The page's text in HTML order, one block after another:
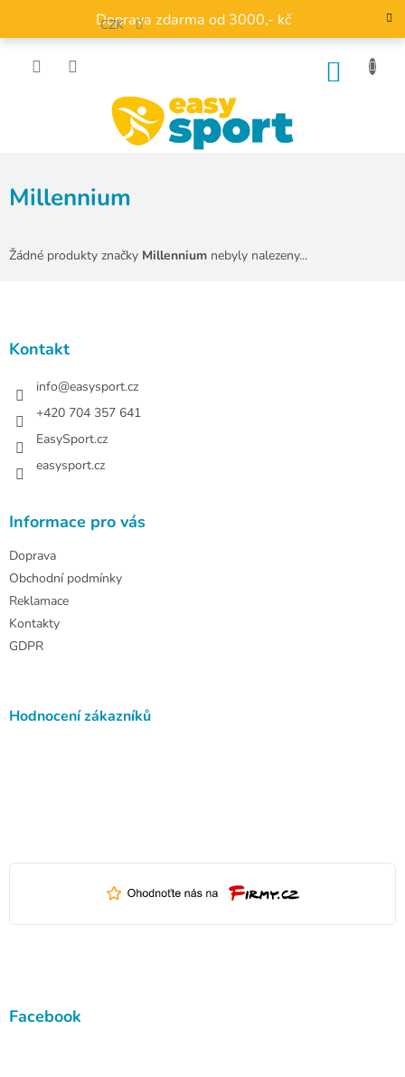
obsah
Doprava zdarma od 3000,- kč
CZK
Millennium
Žádné produkty značky Millennium nebyly nalezeny...
Kontakt
info@easysport.cz
+420 704 357 641
EasySport.cz
easysport.cz
Informace pro vás
Doprava
Obchodní podmínky
Reklamace
Kontakty
GDPR
Hodnocení zákazníků
Facebook